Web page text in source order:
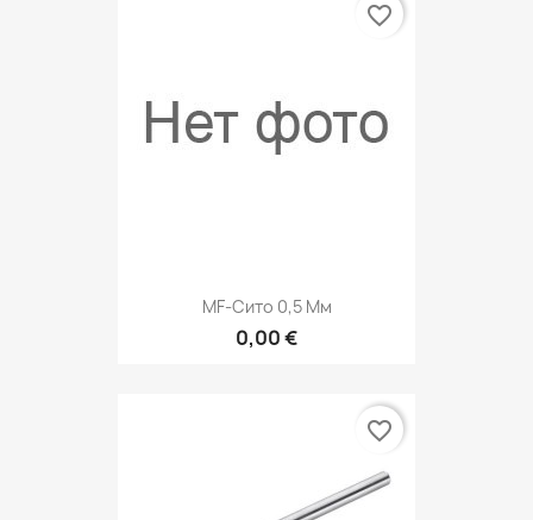
MF-Сито 0,5 Мм
0,00 €
favorite_border
favorite_border